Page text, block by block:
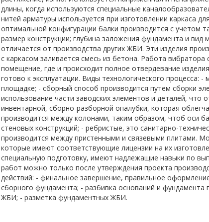
длины, когда используются специальные
нитей арматуры используется при изготовлении каркаса
оптимальной конфигурации балки производится с учетом
размер конструкции; глубина заложения фундамента и
отличается от производства других ЖБИ. Эти изделия
с каркасом заливается смесь из бетона. Работа
помещение, где и происходит полное отвердевание
готово к эксплуатации. Виды технологического
площадке; - сборный способ производится путем сборки
использование части заводских элементов и деталей,
инвентарной, сборно-разборной опалубки, которая
производится между колонами, таким образом, чтоб оси
стеновых конструкций; - ребристые, это санитарно-
производится между пристенными и связевыми плитами.
которые имеют соответствующие лицензии на их
специальную подготовку, имеют надлежащие навыки по
работ можно только после утверждения проекта
действий: - финальное завершение, правильное
сборного фундамента; - разбивка оснований и
ЖБИ; - разметка фундаментных ЖБИ.